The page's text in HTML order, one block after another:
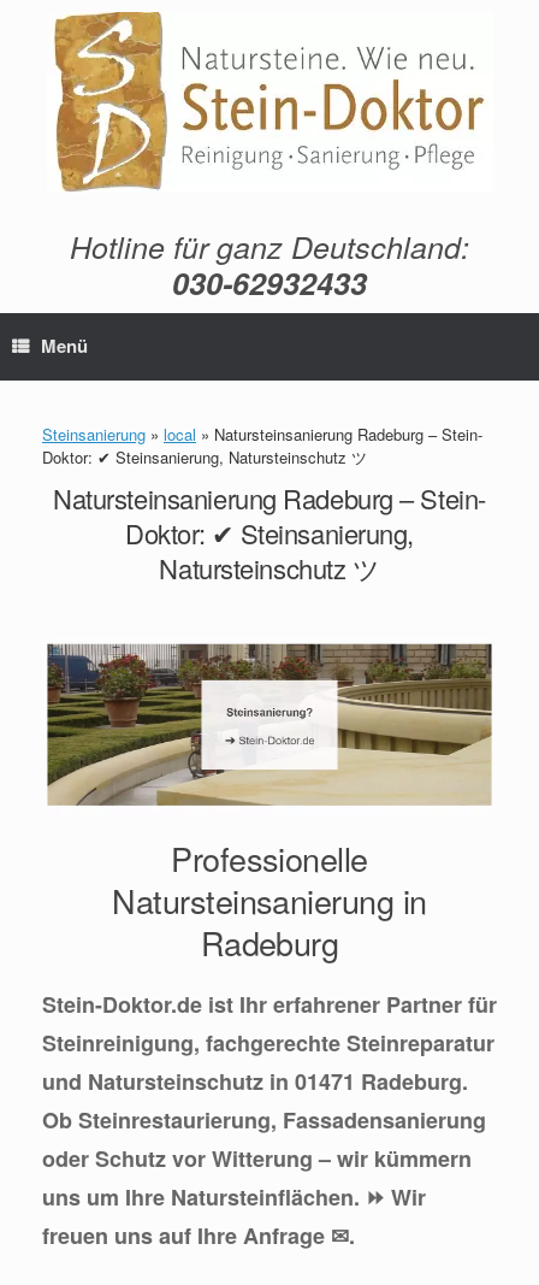
springen
Hotline für ganz Deutschland:
030-62932433
Menü
Steinsanierung » local » Natursteinsanierung Radeburg – Stein-
Doktor: ✔ Steinsanierung, Natursteinschutz ツ
Natursteinsanierung Radeburg – Stein-
Doktor: ✔ Steinsanierung,
Natursteinschutz ツ
Professionelle
Natursteinsanierung in
Radeburg
Stein-Doktor.de ist Ihr erfahrener Partner für
Steinreinigung, fachgerechte Steinreparatur
und Natursteinschutz in 01471 Radeburg.
Ob Steinrestaurierung, Fassadensanierung
oder Schutz vor Witterung – wir kümmern
uns um Ihre Natursteinflächen. ⏩ Wir
freuen uns auf Ihre Anfrage ✉.